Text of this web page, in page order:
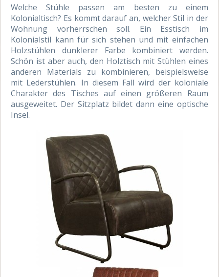
Welche Stühle passen am besten zu einem
Kolonialtisch? Es kommt darauf an, welcher Stil in der
Wohnung vorherrschen soll. Ein Esstisch im
Kolonialstil kann für sich stehen und mit einfachen
Holzstühlen dunklerer Farbe kombiniert werden.
Schön ist aber auch, den Holztisch mit Stühlen eines
anderen Materials zu kombinieren, beispielsweise
mit Lederstühlen. In diesem Fall wird der koloniale
Charakter des Tisches auf einen größeren Raum
ausgeweitet. Der Sitzplatz bildet dann eine optische
Insel.